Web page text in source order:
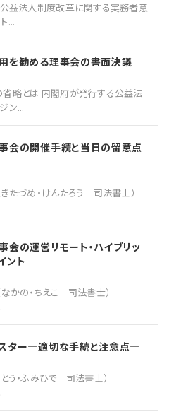
益法人制度改革に関する実務者意
...
を勧める理事会の書面決議
略とは 内閣府が発行する公益法
ン...
会の開催手続と当日の留意点
たづめ・けんたろう 司法書士）
会の運営リモート・ハイブリッ
ント
かの・ちえこ 司法書士）
ター―適切な手続と注意点―
う・ふみひで 司法書士）